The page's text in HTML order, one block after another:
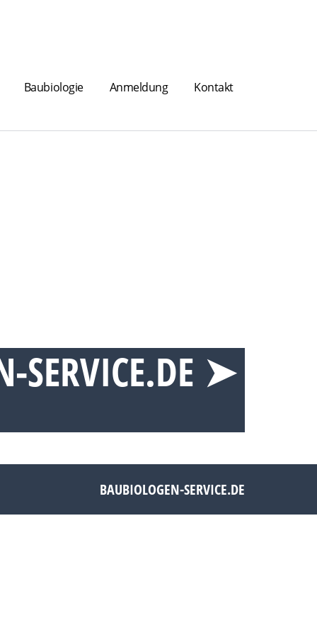
Baubiologie Anmeldung Kontakt
SERVICE.DE ➤
BAUBIOLOGEN-SERVICE.DE